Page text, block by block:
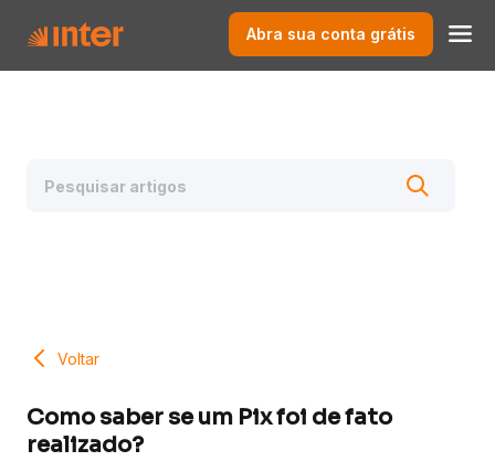
Abra sua conta grátis
Voltar
Como saber se um Pix foi de fato
realizado?